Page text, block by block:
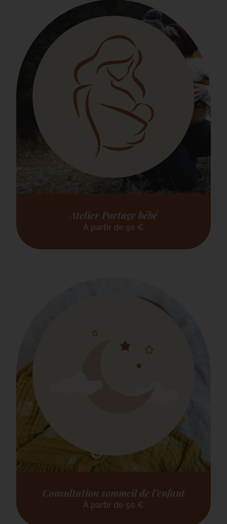
Atelier Portage bébé
À partir de 50 €
Consultation sommeil de l’enfant
À partir de 50 €